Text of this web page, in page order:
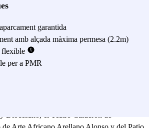
Fama y la Oficina de Turismo de Valladolid.;
la posibilidad de visitar la Plaza
con el Puente del Poniente, el cual cruza el
de Valladolid ya no va a ser un problema
del Milenio, el cual se ubica a 10 minutos
minutos como máximo del centro histórico,
garantida
amb alçada màxima permesa (2.2m)
flexible
per a PMR